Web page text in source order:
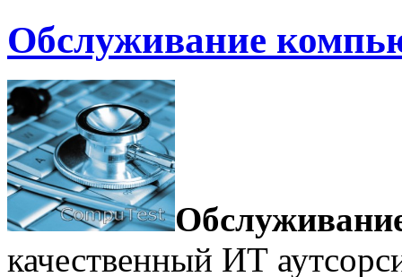
Обслуживание
качественный ИТ